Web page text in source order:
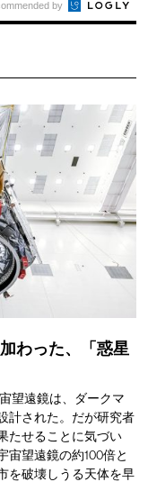
by
わった、「惑星
望遠鏡は、ダークマ
計された。だが研究者
たせることに気づい
宙望遠鏡の約100倍と
を破壊しうる天体を早